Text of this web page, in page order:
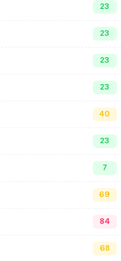
23
23
23
23
40
23
7
69
84
68